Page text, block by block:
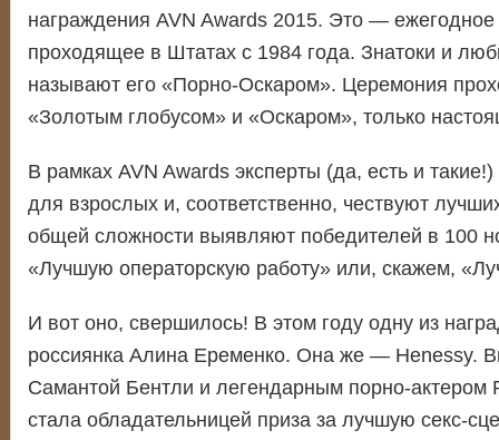
награждения AVN Awards 2015. Это —
проходящее в Штатах с 1984 года. Знатоки и
называют его «Порно-Оскаром». Церемония
«Золотым глобусом» и «Оскаром», только
В рамках AVN Awards эксперты (да, есть и
для взрослых и, соответственно, чествуют
общей сложности выявляют победителей в 100
«Лучшую операторскую работу» или, скажем,
И вот оно, свершилось! В этом году одну из
россиянка Алина Еременко. Она же — Henessy.
Самантой Бентли и легендарным порно-
стала обладательницей приза за лучшую секс-